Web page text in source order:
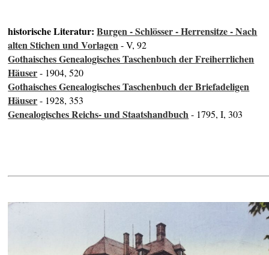
historische Literatur:Burgen - Schlösser - Herrensitze - Nach
alten Stichen und Vorlagen- V, 92
Gothaisches Genealogisches Taschenbuch der Freiherrlichen
Häuser- 1904, 520
Gothaisches Genealogisches Taschenbuch der Briefadeligen
Häuser- 1928, 353
Genealogisches Reichs- und Staatshandbuch- 1795, I, 303